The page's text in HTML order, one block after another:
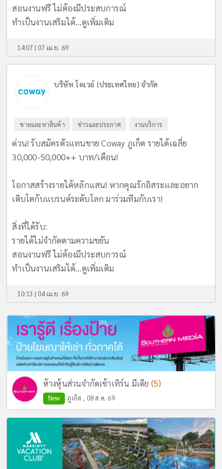
สอนงานฟรี ไม่ต้องมีประสบการณ์
ทำเป็นงานเสริมได้...ดูเพิ่มเติม
14:07 | 07 เม.ย. 69
บริษัท โคเวย์ (ประเทศไทย) จำกัด
ขายและหาสินค้า ข่าวและประกาศ งานบริการ
ด่วน! รับสมัครตัวแทนขาย Coway ภูเก็ต รายได้เฉลี่ย
30,000-50,000++ บาท/เดือน!
​โอกาสสร้างรายได้หลักแสน! หากคุณรักอิสระและอยาก
เติบโตกับแบรนด์ระดับโลก มาร่วมทีมกับเรา!
​สิ่งที่ได้รับ:
รายได้ไม่จำกัดตามความขยัน
สอนงานฟรี ไม่ต้องมีประสบการณ์
ทำเป็นงานเสริมได้...ดูเพิ่มเติม
10:13 | 04 เม.ย. 69
ห้างหุ้นส่วนจำกัดเซ้าเทิร์น มีเดีย (5)
New ภูเก็ต , 08 ส.ค. 69